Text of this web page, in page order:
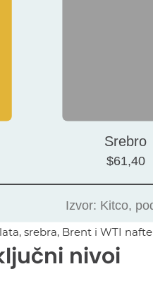
srebra, Brent i WTI nafte
nivoi